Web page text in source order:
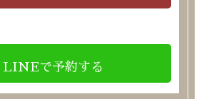
LINEで予約する